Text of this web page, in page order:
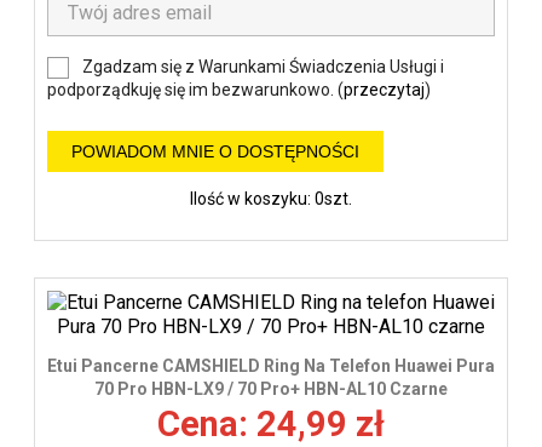
Zgadzam się z Warunkami Świadczenia Usługi i
podporządkuję się im bezwarunkowo. (przeczytaj)
POWIADOM MNIE O DOSTĘPNOŚCI
Ilość w koszyku: 0szt.
Etui Pancerne CAMSHIELD Ring Na Telefon Huawei Pura
70 Pro HBN-LX9 / 70 Pro+ HBN-AL10 Czarne
Cena: 24,99 zł